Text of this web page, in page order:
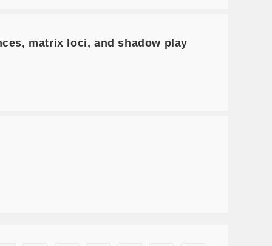
matrix loci, and shadow play